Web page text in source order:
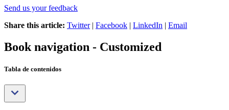
Send us your feedback
Share this article: Twitter| Facebook | LinkedIn | Email
Book navigation - Customized
Tabla de contenidos